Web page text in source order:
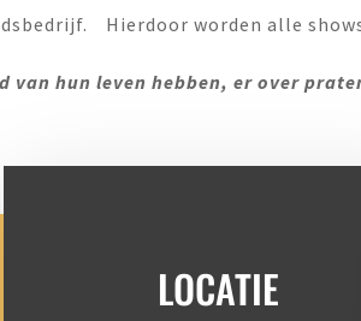
Hierdoor worden alle
van hun leven hebben, er over
LOCATIE